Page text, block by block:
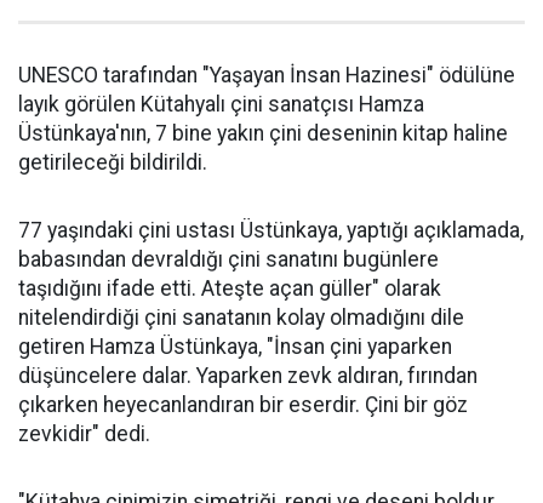
UNESCO tarafından "Yaşayan İnsan Hazinesi" ödülüne
layık görülen Kütahyalı çini sanatçısı Hamza
Üstünkaya'nın, 7 bine yakın çini deseninin kitap haline
getirileceği bildirildi.
77 yaşındaki çini ustası Üstünkaya, yaptığı açıklamada,
babasından devraldığı çini sanatını bugünlere
taşıdığını ifade etti. Ateşte açan güller" olarak
nitelendirdiği çini sanatanın kolay olmadığını dile
getiren Hamza Üstünkaya, "İnsan çini yaparken
düşüncelere dalar. Yaparken zevk aldıran, fırından
çıkarken heyecanlandıran bir eserdir. Çini bir göz
zevkidir" dedi.